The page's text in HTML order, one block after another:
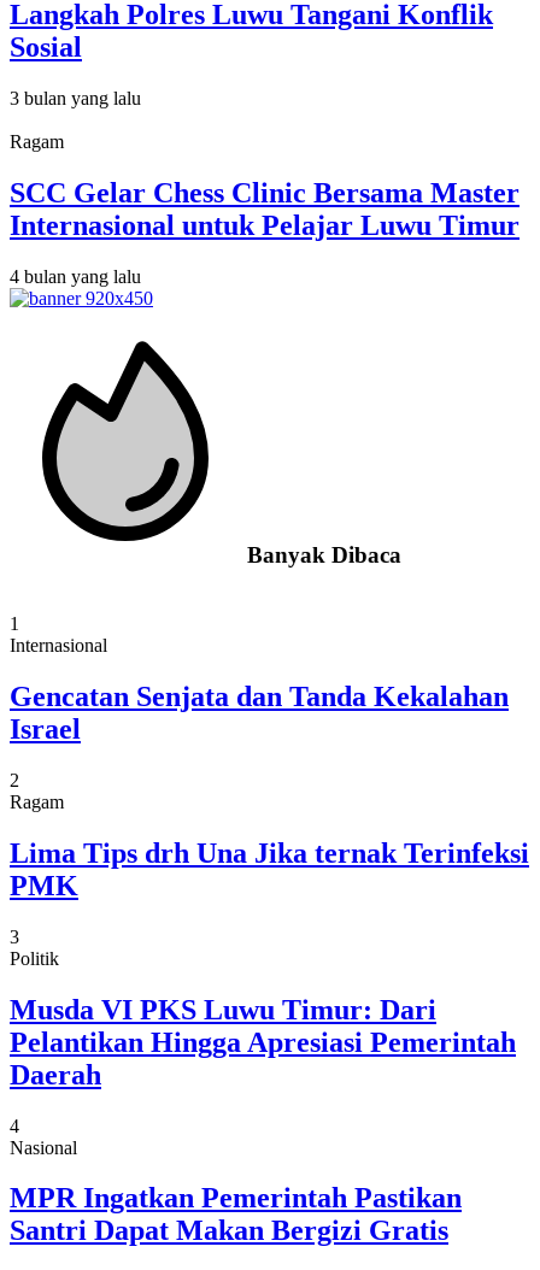
Langkah Polres Luwu Tangani Konflik
Sosial
3 bulan yang lalu
Ragam
SCC Gelar Chess Clinic Bersama Master
Internasional untuk Pelajar Luwu Timur
4 bulan yang lalu
Banyak Dibaca
1
Internasional
Gencatan Senjata dan Tanda Kekalahan
Israel
2
Ragam
Lima Tips drh Una Jika ternak Terinfeksi
PMK
3
Politik
Musda VI PKS Luwu Timur: Dari
Pelantikan Hingga Apresiasi Pemerintah
Daerah
4
Nasional
MPR Ingatkan Pemerintah Pastikan
Santri Dapat Makan Bergizi Gratis